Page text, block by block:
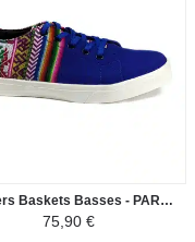
Sneakers Baskets Basses - PARACAS BLEU Tissu Péruvien Motif Ethniques Homme-Femme - Bleu Foncé
75,90 €